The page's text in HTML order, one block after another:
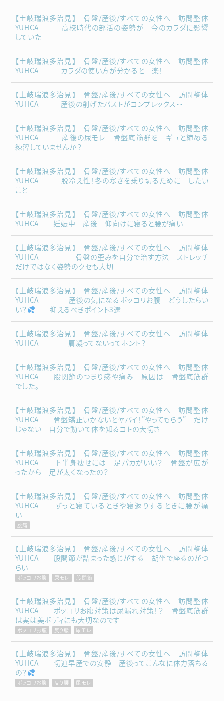
【土岐瑞浪多治見】 骨盤/産後/すべての女性へ 訪問整体
YUHCA 高校時代の部活の姿勢が 今のカラダに影響
していた
【土岐瑞浪多治見】 骨盤/産後/すべての女性へ 訪問整体
YUHCA カラダの使い方が分かると 楽！
【土岐瑞浪多治見】 骨盤/産後/すべての女性へ 訪問整体
YUHCA 産後の削げたバストがコンプレックス・・
【土岐瑞浪多治見】 骨盤/産後/すべての女性へ 訪問整体
YUHCA 産後の尿モレ 骨盤底筋群を ギュと締める
練習していませんか？
【土岐瑞浪多治見】 骨盤/産後/すべての女性へ 訪問整体
YUHCA 脱冷え性！冬の寒さを乗り切るために したい
こと
【土岐瑞浪多治見】 骨盤/産後/すべての女性へ 訪問整体
YUHCA 妊娠中 産後 仰向けに寝ると腰が痛い
【土岐瑞浪多治見】 骨盤/産後/すべての女性へ 訪問整体
YUHCA 骨盤の歪みを自分で治す方法 ストレッチ
だけではなく姿勢のクセも大切
【土岐瑞浪多治見】 骨盤/産後/すべての女性へ 訪問整体
YUHCA 産後の気になるポッコリお腹 どうしたらい
い？
抑えるべきポイント3選
【土岐瑞浪多治見】 骨盤/産後/すべての女性へ 訪問整体
YUHCA 肩凝ってないってホント？
【土岐瑞浪多治見】 骨盤/産後/すべての女性へ 訪問整体
YUHCA 股関節のつまり感や痛み 原因は 骨盤底筋群
でした。
【土岐瑞浪多治見】 骨盤/産後/すべての女性へ 訪問整体
YUHCA 骨盤矯正いかないとヤバイ！”やってもらう” だけ
じゃない 自分で動いて体を知るコトの大切さ
【土岐瑞浪多治見】 骨盤/産後/すべての女性へ 訪問整体
YUHCA 下半身痩せには 足パカがいい？ 骨盤が広が
ったから 足が太くなったの？
【土岐瑞浪多治見】 骨盤/産後/すべての女性へ 訪問整体
YUHCA ずっと寝ているときや寝返りするときに腰が痛
い
腰痛
【土岐瑞浪多治見】 骨盤/産後/すべての女性へ 訪問整体
YUHCA 股関節が詰まった感じがする 胡坐で座るのがつ
らい
ポッコリお腹 尿モレ 股関節
【土岐瑞浪多治見】 骨盤/産後/すべての女性へ 訪問整体
YUHCA ポッコリお腹対策は尿漏れ対策！？ 骨盤底筋群
は実は美ボディにも大切なのです
ポッコリお腹 反り腰 尿モレ
【土岐瑞浪多治見】 骨盤/産後/すべての女性へ 訪問整体
YUHCA 切迫早産での安静 産後ってこんなに体力落ちる
の？
ポッコリお腹 反り腰 尿モレ